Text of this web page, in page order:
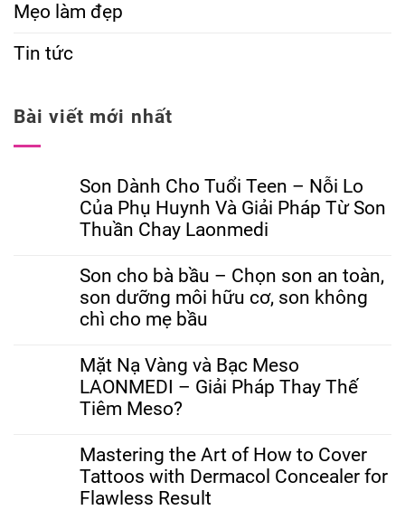
Mẹo làm đẹp
Tin tức
Bài viết mới nhất
Son Dành Cho Tuổi Teen – Nỗi Lo
Của Phụ Huynh Và Giải Pháp Từ Son
Thuần Chay Laonmedi
Son cho bà bầu – Chọn son an toàn,
son dưỡng môi hữu cơ, son không
chì cho mẹ bầu
Mặt Nạ Vàng và Bạc Meso
LAONMEDI – Giải Pháp Thay Thế
Tiêm Meso?
Mastering the Art of How to Cover
Tattoos with Dermacol Concealer for
Flawless Result